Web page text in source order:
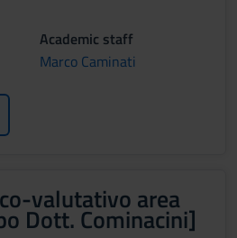
Academic staff
Marco Caminati
valutativo area
Dott. Cominacini]